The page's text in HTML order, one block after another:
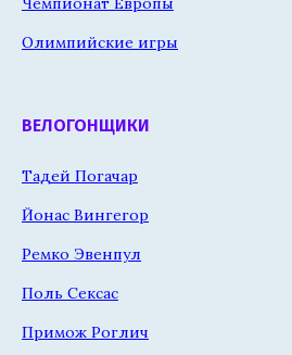
Олимпийские игры
ВЕЛОГОНЩИКИ
Тадей Погачар
Йонас Вингегор
Ремко Эвенпул
Поль Сексас
Примож Роглич